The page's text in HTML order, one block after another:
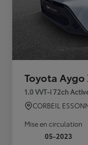
Toyota Aygo
1.0 VVT-i 72ch
CORBEIL
Mise en circulation
05-2023